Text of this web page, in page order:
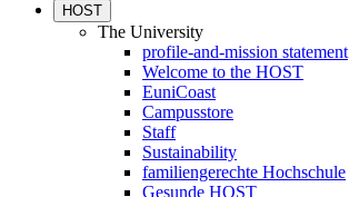
HOST
The University
profile-and-mission statement
Welcome to the HOST
EuniCoast
Campusstore
Staff
Sustainability
familiengerechte Hochschule
Gesunde HOST